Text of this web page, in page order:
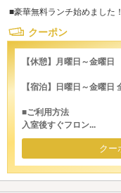
■豪華無料ランチ始めました！
クーポン
【休憩】月曜日～金曜
【宿泊】日曜日～金曜
■ご利用方法
入室後すぐフロン...
クー